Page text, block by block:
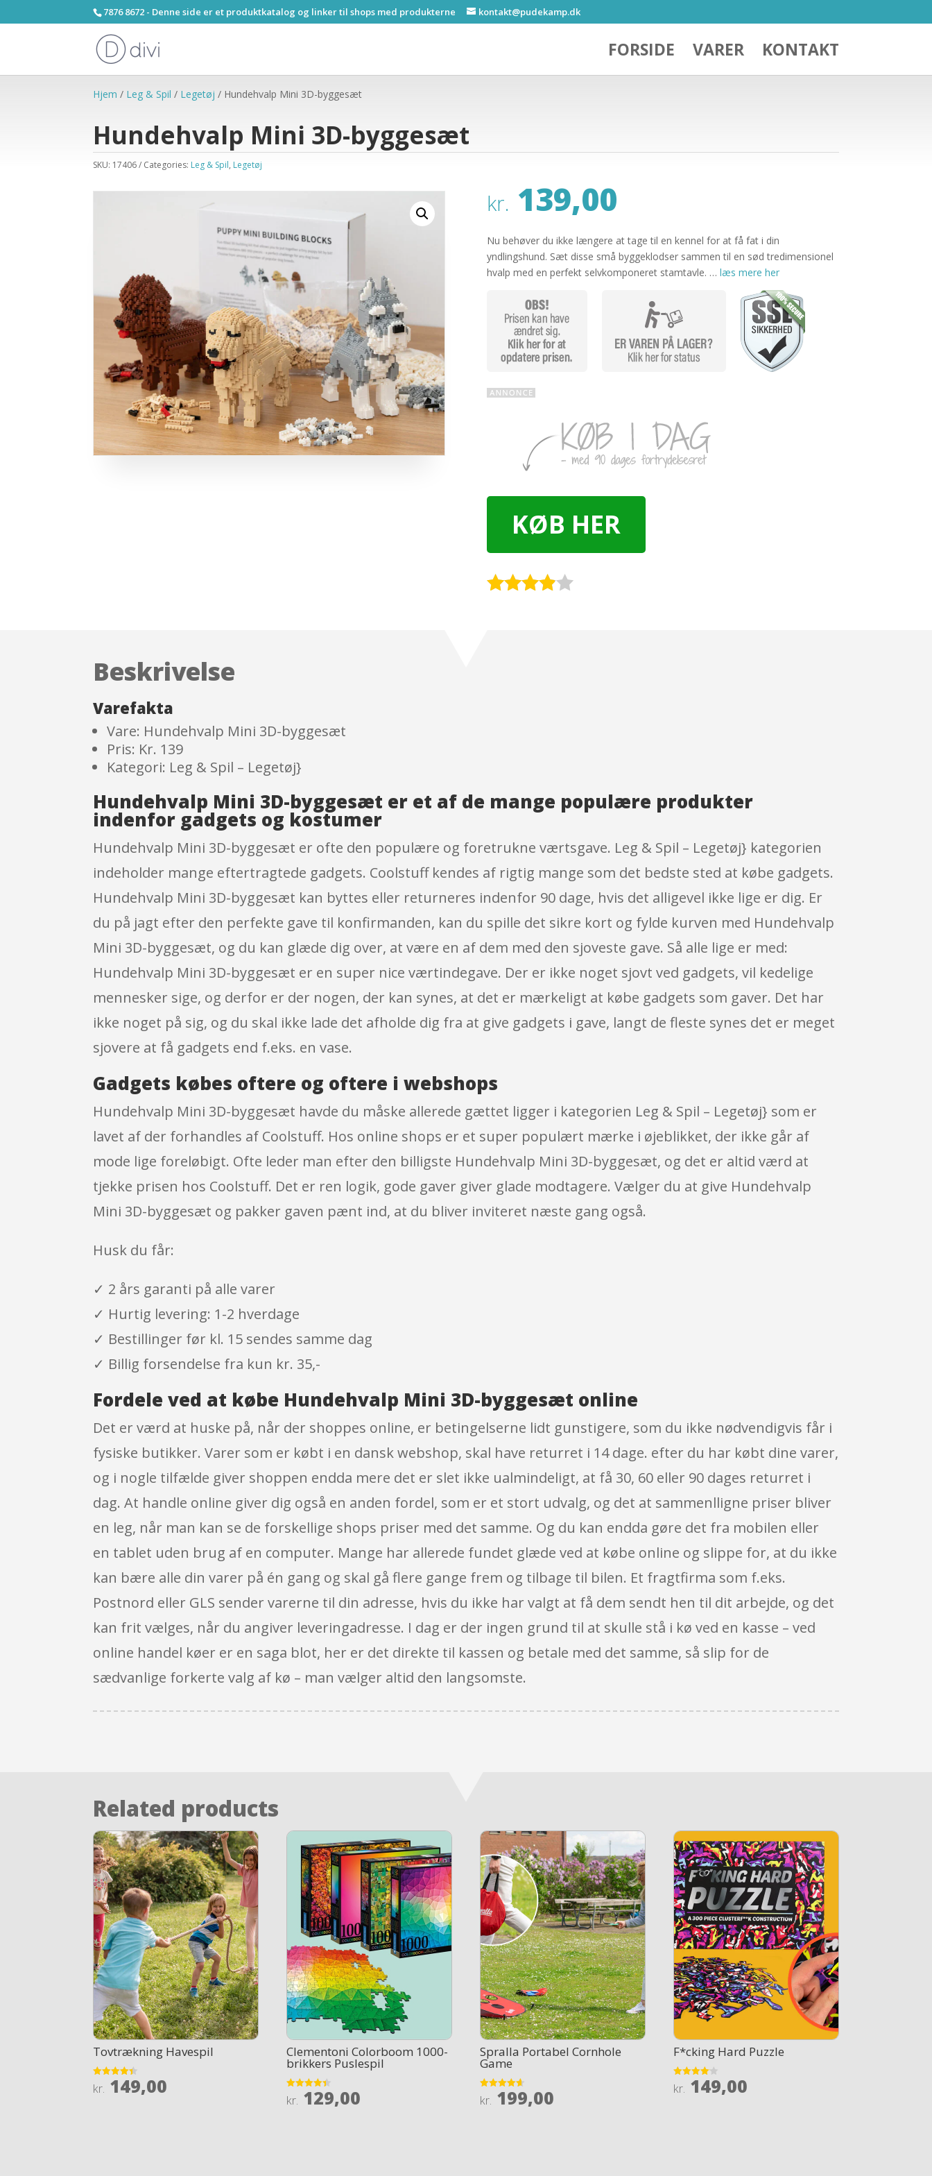
7876 8672 - Denne side er et produktkatalog og linker til shops med produkterne kontakt@pudekamp.dk
FORSIDE VARER KONTAKT
Hjem / Leg & Spil / Legetøj / Hundehvalp Mini 3D-byggesæt
Hundehvalp Mini 3D-byggesæt
SKU: 17406 Categories: Leg & Spil, Legetøj
kr. 139,00
Nu behøver du ikke længere at tage til en kennel for at få fat i din
yndlingshund. Sæt disse små byggeklodser sammen til en sød tredimensionel
hvalp med en perfekt selvkomponeret stamtavle. … læs mere her
KØB HER
Beskrivelse
Varefakta
Vare: Hundehvalp Mini 3D-byggesæt
Pris: Kr. 139
Kategori: Leg & Spil – Legetøj}
Hundehvalp Mini 3D-byggesæt er et af de mange populære produkter
indenfor gadgets og kostumer
Hundehvalp Mini 3D-byggesæt er ofte den populære og foretrukne værtsgave. Leg & Spil – Legetøj} kategorien
indeholder mange eftertragtede gadgets. Coolstuff kendes af rigtig mange som det bedste sted at købe gadgets.
Hundehvalp Mini 3D-byggesæt kan byttes eller returneres indenfor 90 dage, hvis det alligevel ikke lige er dig. Er
du på jagt efter den perfekte gave til konfirmanden, kan du spille det sikre kort og fylde kurven med Hundehvalp
Mini 3D-byggesæt, og du kan glæde dig over, at være en af dem med den sjoveste gave. Så alle lige er med:
Hundehvalp Mini 3D-byggesæt er en super nice værtindegave. Der er ikke noget sjovt ved gadgets, vil kedelige
mennesker sige, og derfor er der nogen, der kan synes, at det er mærkeligt at købe gadgets som gaver. Det har
ikke noget på sig, og du skal ikke lade det afholde dig fra at give gadgets i gave, langt de fleste synes det er meget
sjovere at få gadgets end f.eks. en vase.
Gadgets købes oftere og oftere i webshops
Hundehvalp Mini 3D-byggesæt havde du måske allerede gættet ligger i kategorien Leg & Spil – Legetøj} som er
lavet af der forhandles af Coolstuff. Hos online shops er et super populært mærke i øjeblikket, der ikke går af
mode lige foreløbigt. Ofte leder man efter den billigste Hundehvalp Mini 3D-byggesæt, og det er altid værd at
tjekke prisen hos Coolstuff. Det er ren logik, gode gaver giver glade modtagere. Vælger du at give Hundehvalp
Mini 3D-byggesæt og pakker gaven pænt ind, at du bliver inviteret næste gang også.
Husk du får:
✓ 2 års garanti på alle varer
✓ Hurtig levering: 1-2 hverdage
✓ Bestillinger før kl. 15 sendes samme dag
✓ Billig forsendelse fra kun kr. 35,-
Fordele ved at købe Hundehvalp Mini 3D-byggesæt online
Det er værd at huske på, når der shoppes online, er betingelserne lidt gunstigere, som du ikke nødvendigvis får i
fysiske butikker. Varer som er købt i en dansk webshop, skal have returret i 14 dage. efter du har købt dine varer,
og i nogle tilfælde giver shoppen endda mere det er slet ikke ualmindeligt, at få 30, 60 eller 90 dages returret i
dag. At handle online giver dig også en anden fordel, som er et stort udvalg, og det at sammenlligne priser bliver
en leg, når man kan se de forskellige shops priser med det samme. Og du kan endda gøre det fra mobilen eller
en tablet uden brug af en computer. Mange har allerede fundet glæde ved at købe online og slippe for, at du ikke
kan bære alle din varer på én gang og skal gå flere gange frem og tilbage til bilen. Et fragtfirma som f.eks.
Postnord eller GLS sender varerne til din adresse, hvis du ikke har valgt at få dem sendt hen til dit arbejde, og det
kan frit vælges, når du angiver leveringadresse. I dag er der ingen grund til at skulle stå i kø ved en kasse – ved
online handel køer er en saga blot, her er det direkte til kassen og betale med det samme, så slip for de
sædvanlige forkerte valg af kø – man vælger altid den langsomste.
Related products
Tovtrækning Havespil
Rated
4.4
kr. 149,00
Clementoni Colorboom 1000-
brikkers Puslespil
Rated
4.4
kr. 129,00
Spralla Portabel Cornhole
Game
Rated
4.6
kr. 199,00
F*cking Hard Puzzle
Rated
4.1
kr. 149,00